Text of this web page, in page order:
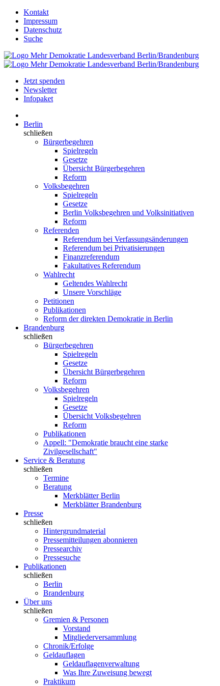
Kontakt
Impressum
Datenschutz
Suche
Jetzt spenden
Newsletter
Infopaket
Berlin
schließen
Bürgerbegehren
Spielregeln
Gesetze
Übersicht Bürgerbegehren
Reform
Volksbegehren
Spielregeln
Gesetze
Berlin Volksbegehren und Volksinitiativen
Reform
Referenden
Referendum bei Verfassungsänderungen
Referendum bei Privatisierungen
Finanzreferendum
Fakultatives Referendum
Wahlrecht
Geltendes Wahlrecht
Unsere Vorschläge
Petitionen
Publikationen
Reform der direkten Demokratie in Berlin
Brandenburg
schließen
Bürgerbegehren
Spielregeln
Gesetze
Übersicht Bürgerbegehren
Reform
Volksbegehren
Spielregeln
Gesetze
Übersicht Volksbegehren
Reform
Publikationen
Appell: "Demokratie braucht eine starke
Zivilgesellschaft"
Service & Beratung
schließen
Termine
Beratung
Merkblätter Berlin
Merkblätter Brandenburg
Presse
schließen
Hintergrundmaterial
Pressemitteilungen abonnieren
Pressearchiv
Pressesuche
Publikationen
schließen
Berlin
Brandenburg
Über uns
schließen
Gremien & Personen
Vorstand
Mitgliederversammlung
Chronik/Erfolge
Geldauflagen
Geldauflagenverwaltung
Was Ihre Zuweisung bewegt
Praktikum